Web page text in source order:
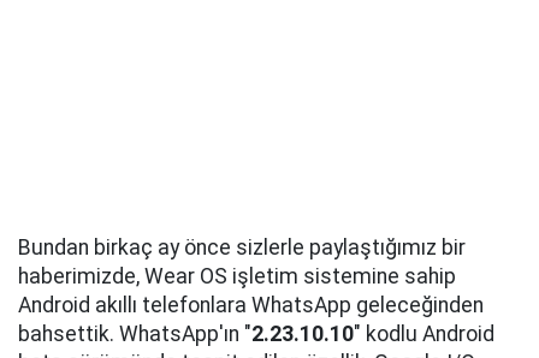
Bundan birkaç ay önce sizlerle paylaştığımız bir
haberimizde, Wear OS işletim sistemine sahip
Android akıllı telefonlara WhatsApp geleceğinden
bahsettik. WhatsApp'ın "2.23.10.10" kodlu Android